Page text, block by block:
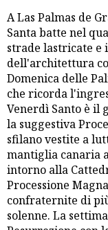
A Las Palmas de
Santa batte nel
strade lastricate e
dell'architettura
Domenica delle
che ricorda
Venerdì Santo è il
la suggestiva
sfilano vestite a
mantiglia canaria
intorno alla
Processione
confraternite di
solenne. La